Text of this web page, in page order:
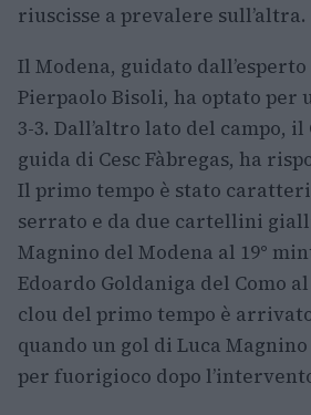
riuscisse a prevalere sull’altra.
Il Modena, guidato
Pierpaolo Bisoli, ha optato per
3-3. Dall’altro lato del campo, il
guida di Cesc Fàbregas, ha
Il primo tempo è stato
serrato e da due cartellini
Magnino del Modena al 19°
Edoardo Goldaniga del Como
clou del primo tempo è
quando un gol di Luca
per fuorigioco dopo